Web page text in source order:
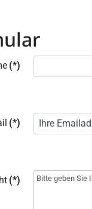
(*)
(*)
(*)